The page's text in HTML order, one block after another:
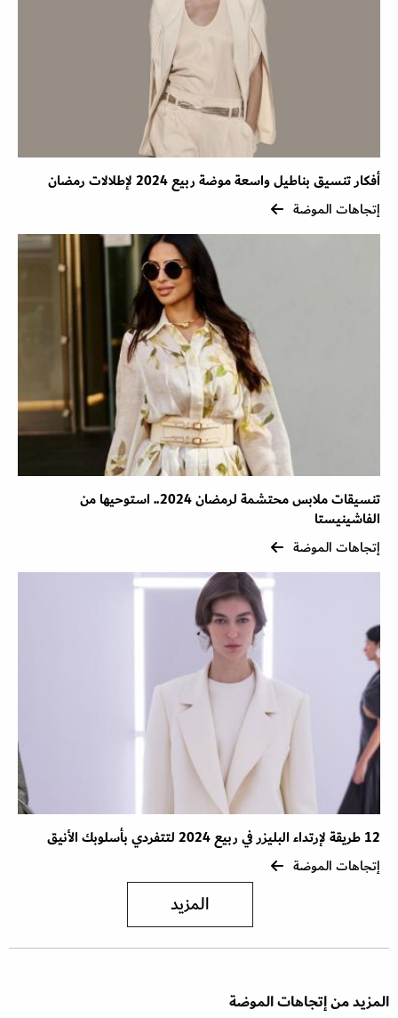
أفكار تنسيق بناطيل واسعة موضة ربيع 2024 لإطلالات رمضان
إتجاهات الموضة
تنسيقات ملابس محتشمة لرمضان 2024.. استوحيها من
الفاشينيستا
إتجاهات الموضة
12 طريقة لإرتداء البليزر في ربيع 2024 لتتفردي بأسلوبك الأنيق
إتجاهات الموضة
المزيد
المزيد من إتجاهات الموضة